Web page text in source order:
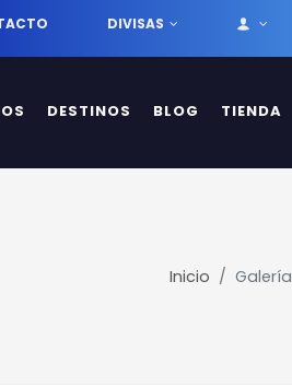
DIVISAS
DESTINOS BLOG TIENDA
Inicio Galería